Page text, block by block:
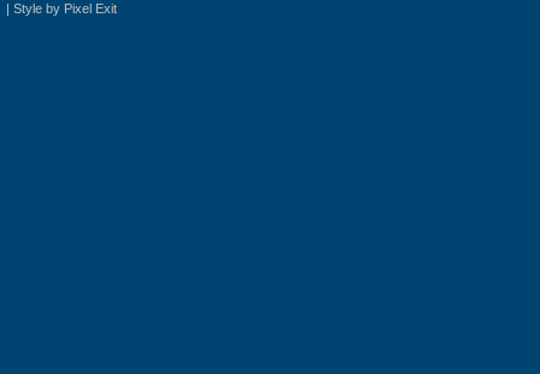
| Style by Pixel Exit